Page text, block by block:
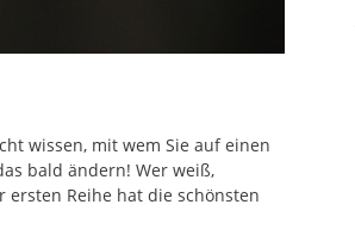
wissen, mit wem Sie auf einen
bald ändern! Wer weiß,
Reihe hat die schönsten